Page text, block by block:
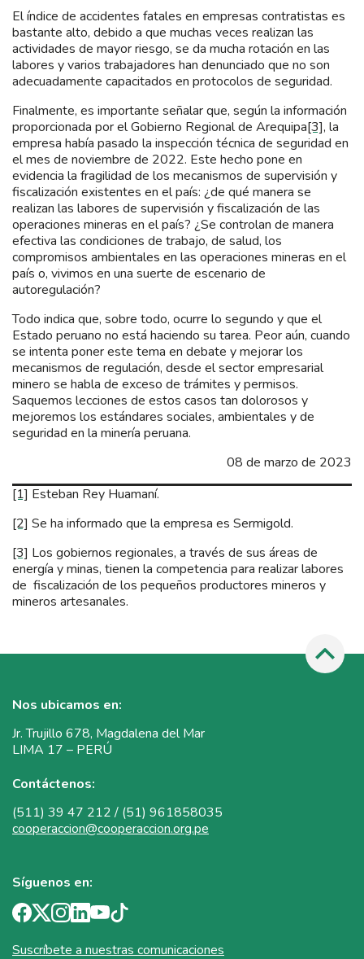
El índice de accidentes fatales en empresas contratistas es
bastante alto, debido a que muchas veces realizan las
actividades de mayor riesgo, se da mucha rotación en las
labores y varios trabajadores han denunciado que no son
adecuadamente capacitados en protocolos de seguridad.
Finalmente, es importante señalar que, según la información
proporcionada por el Gobierno Regional de Arequipa[3], la
empresa había pasado la inspección técnica de seguridad en
el mes de noviembre de 2022. Este hecho pone en
evidencia la fragilidad de los mecanismos de supervisión y
fiscalización existentes en el país: ¿de qué manera se
realizan las labores de supervisión y fiscalización de las
operaciones mineras en el país? ¿Se controlan de manera
efectiva las condiciones de trabajo, de salud, los
compromisos ambientales en las operaciones mineras en el
país o, vivimos en una suerte de escenario de
autoregulación?
Todo indica que, sobre todo, ocurre lo segundo y que el
Estado peruano no está haciendo su tarea. Peor aún, cuando
se intenta poner este tema en debate y mejorar los
mecanismos de regulación, desde el sector empresarial
minero se habla de exceso de trámites y permisos.
Saquemos lecciones de estos casos tan dolorosos y
mejoremos los estándares sociales, ambientales y de
seguridad en la minería peruana.
08 de marzo de 2023
[1] Esteban Rey Huamaní.
[2] Se ha informado que la empresa es Sermigold.
[3] Los gobiernos regionales, a través de sus áreas de
energía y minas, tienen la competencia para realizar labores
de fiscalización de los pequeños productores mineros y
mineros artesanales.
Nos ubicamos en:
Jr. Trujillo 678, Magdalena del Mar
LIMA 17 – PERÚ
Contáctenos:
(511) 39 47 212 / (51) 961858035
cooperaccion@cooperaccion.org.pe
Síguenos en:
Suscríbete a nuestras comunicaciones